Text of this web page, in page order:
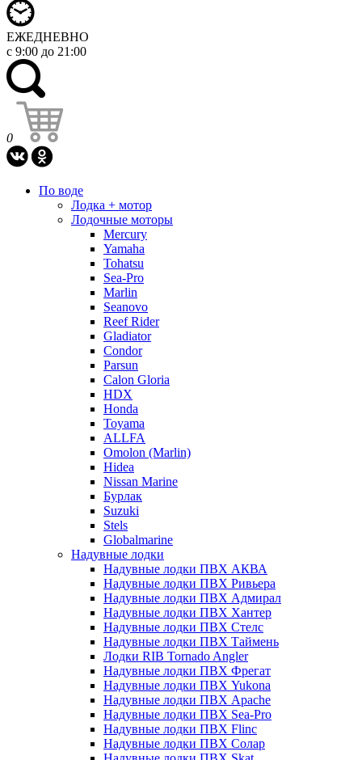
ЕЖЕДНЕВНО
с 9:00 до 21:00
0
По воде
Лодка + мотор
Лодочные моторы
Mercury
Yamaha
Tohatsu
Sea-Pro
Marlin
Seanovo
Reef Rider
Gladiator
Condor
Parsun
Calon Gloria
HDX
Honda
Toyama
ALLFA
Omolon (Marlin)
Hidea
Nissan Marine
Бурлак
Suzuki
Stels
Globalmarine
Надувные лодки
Надувные лодки ПВХ АКВА
Надувные лодки ПВХ Ривьера
Надувные лодки ПВХ Адмирал
Надувные лодки ПВХ Хантер
Надувные лодки ПВХ Стелс
Надувные лодки ПВХ Таймень
Лодки RIB Tornado Angler
Надувные лодки ПВХ Фрегат
Надувные лодки ПВХ Yukona
Надувные лодки ПВХ Apache
Надувные лодки ПВХ Sea-Pro
Надувные лодки ПВХ Flinc
Надувные лодки ПВХ Солар